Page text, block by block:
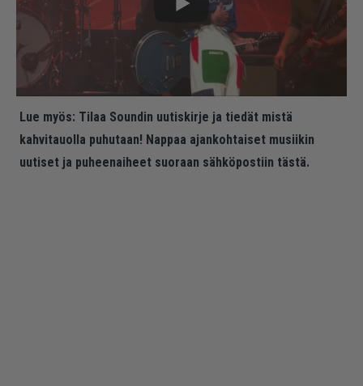
Lue myös: Tilaa Soundin uutiskirje ja tiedät mistä
kahvitauolla puhutaan! Nappaa ajankohtaiset musiikin
uutiset ja puheenaiheet suoraan sähköpostiin tästä.